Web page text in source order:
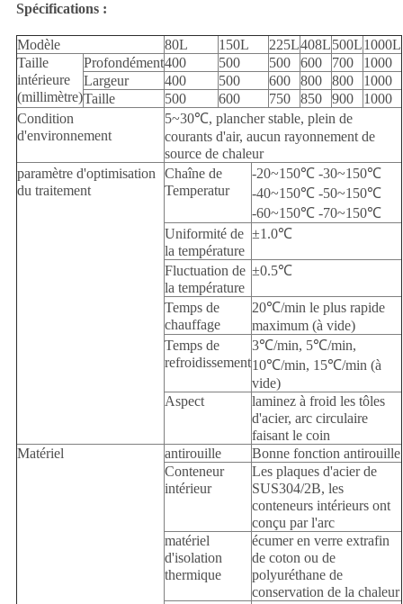
Spécifications :
Modèle 80L 150L 225L408L500L1000L
Taille
intérieure
(millimètre)
Profondément400 500 500 600 700
1000
Largeur
400 500 600 800 800
1000
Taille
500 600 750 850 900
1000
Condition
d'environnement
5~30℃, plancher stable, plein de
courants d'air, aucun rayonnement de
source de chaleur
paramètre d'optimisation
du traitement
Chaîne de
Temperatur
-20~150℃ -30~150℃
-40~150℃ -50~150℃
-60~150℃ -70~150℃
Uniformité de
la température
±1.0℃
Fluctuation de
la température
±0.5℃
Temps de
chauffage
20℃/min le plus rapide
maximum (à vide)
Temps de
refroidissement
3℃/min, 5℃/min,
10℃/min, 15℃/min (à
vide)
Aspect
laminez à froid les tôles
d'acier, arc circulaire
faisant le coin
Matériel
antirouille
Bonne fonction antirouille
Conteneur
intérieur
Les plaques d'acier de
SUS304/2B, les
conteneurs intérieurs ont
conçu par l'arc
matériel
d'isolation
thermique
écumer en verre extrafin
de coton ou de
polyuréthane de
conservation de la chaleur